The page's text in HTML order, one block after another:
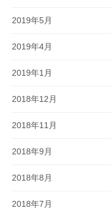
2019年5月
2019年4月
2019年1月
2018年12月
2018年11月
2018年9月
2018年8月
2018年7月